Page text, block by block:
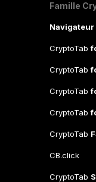
Famille
Navigateur
CryptoTab
CryptoTab
CryptoTab
CryptoTab
CryptoTab
CB.click
CryptoTab